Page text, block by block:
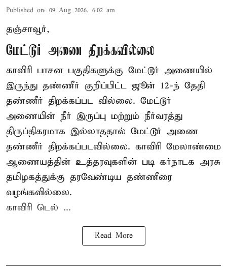
Published on: 09 Aug 2026, 6:02 am
தஞ்சாவூர்,
மேட்டூர் அணை திறக்கவில்லை
காவிரி பாசன பகுதிகளுக்கு மேட்டூர் அணையில்
இருந்து தண்ணீர் குறிப்பிட்ட ஜூன் 12-ந் தேதி
தண்ணீர் திறக்கப்பட வில்லை. மேட்டூர்
அணையின் நீர் இருப்பு மற்றும் நீர்வரத்து
திருப்திகரமாக இல்லாததால் மேட்டூர் அணை
தண்ணீர் திறக்கப்படவில்லை. காவிரி மேலாண்மை
ஆணையத்தின் உத்தரவுகளின் படி கர்நாடக அரசு
தமிழகத்துக்கு தரவேண்டிய தண்ணீரை
வழங்கவில்லை.
காவிரி டெல் ...
Read More